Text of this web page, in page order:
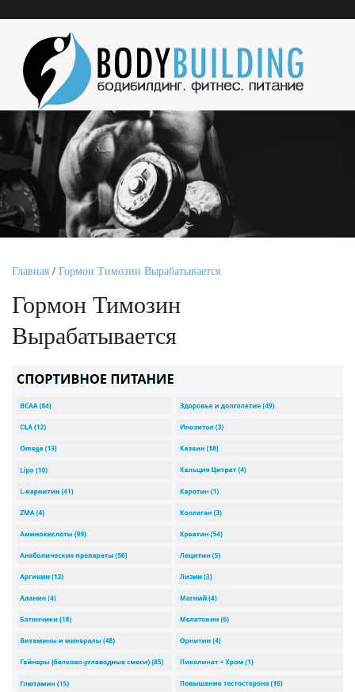
Главная / Гормон Тимозин Вырабатывается
Гормон Тимозин
Вырабатывается